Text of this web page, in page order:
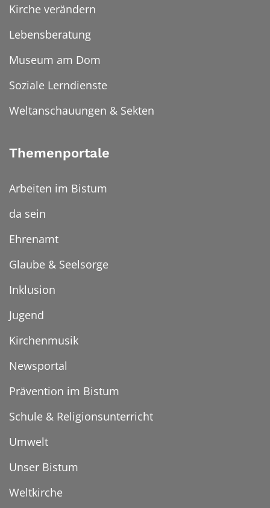
Kirche verändern
Lebensberatung
Museum am Dom
Soziale Lerndienste
Weltanschauungen & Sekten
Themenportale
Arbeiten im Bistum
da sein
Ehrenamt
Glaube & Seelsorge
Inklusion
Jugend
Kirchenmusik
Newsportal
Prävention im Bistum
Schule & Religionsunterricht
Umwelt
Unser Bistum
Weltkirche